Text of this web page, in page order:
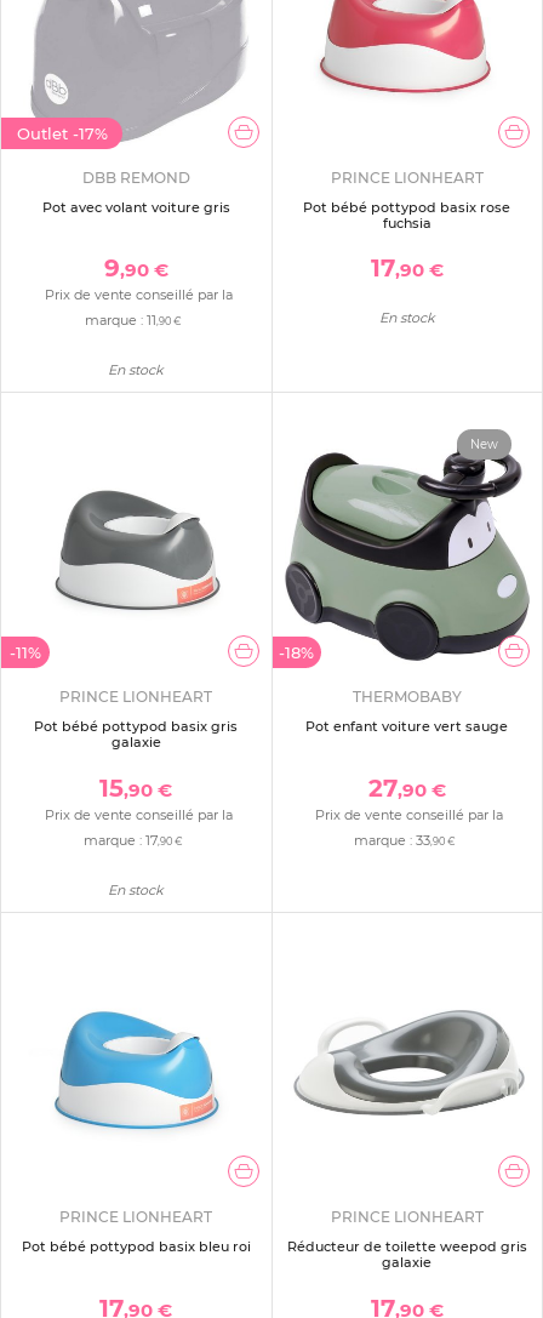
Outlet -17%
DBB REMOND
Pot avec volant voiture gris
9,90 €
Prix de vente conseillé par la
marque :11,90 €
En stock
PRINCE LIONHEART
Pot bébé pottypod basix rose
fuchsia
17,90 €
En stock
-11%
PRINCE LIONHEART
Pot bébé pottypod basix gris
galaxie
15,90 €
Prix de vente conseillé par la
marque :17,90 €
En stock
-18%
New
THERMOBABY
Pot enfant voiture vert sauge
27,90 €
Prix de vente conseillé par la
marque : 33,90 €
PRINCE LIONHEART
Pot bébé pottypod basix bleu roi
17,90 €
PRINCE LIONHEART
Réducteur de toilette weepod gris
galaxie
17,90 €